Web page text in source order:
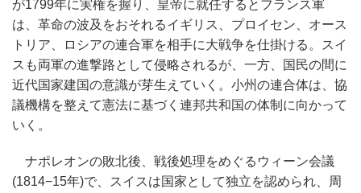
が1799年に実権を握り、皇帝に就任するとフランス軍
は、革命の波及をおそれるイギリス、プロイセン、オース
トリア、ロシアの連合軍を相手に大戦争を仕掛ける。スイ
スも両軍の進撃路として侵略されるが、一方、国民の間に
近代国家建国の意識が芽生えていく。小州の連合体は、協
議機構を整えて憲法に基づく連邦共和国の体制に向かって
いく。
ナポレオンの敗北後、戦後処理をめぐるウィーン会議
(1814−15年)で、スイスは国家として独立を認められ、周